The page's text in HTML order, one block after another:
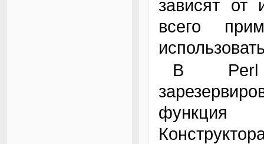
зависят от
всего
В Perl для конструктора нет
функция